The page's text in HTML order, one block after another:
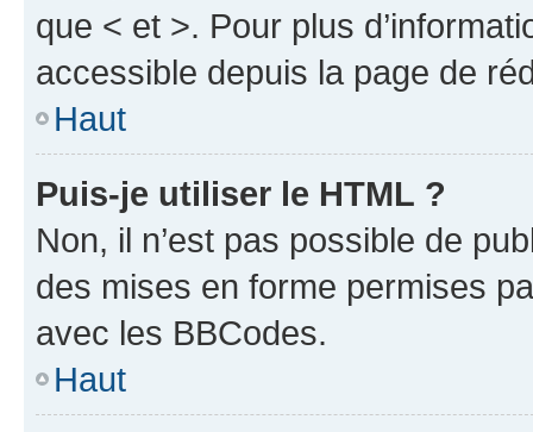
que < et >. Pour plus
accessible depuis la page de
Haut
Puis-je utiliser le HTML ?
Non, il n’est pas possible de
des mises en forme permises
avec les BBCodes.
Haut